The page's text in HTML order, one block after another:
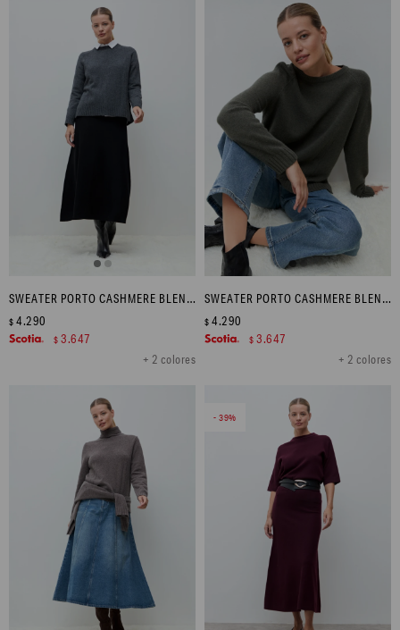
SWEATER PORTO CASHMERE BLEND - GRIS MELANGE
+ 2 colores
$ 4.290
$ 3.647
SWEATER PORTO CASHMERE BLEND - VERDE OLIVA MELANGE
+ 2 colores
$ 4.290
$ 3.647
39